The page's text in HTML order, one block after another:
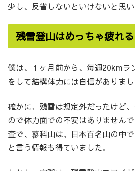
少し、反省しないといけないと思い
残雪登山はめっちゃ疲れる
僕は、１ヶ月前から、毎週20kmラ
をして結構体力には自信がありまし
確かに、残雪は想定外だったけど
ので体力面での不安はありません
査で、蓼科山は、日本百名山の中で
と言う情報も得ていました。